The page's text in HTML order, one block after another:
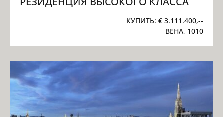
КУПИТЬ: € 3.111.400,--
ВЕНА, 1010